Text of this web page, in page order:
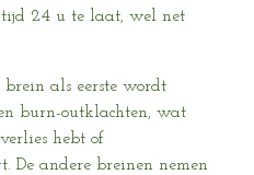
24 u te laat, wel net
als eerste wordt
burn-outklachten, wat
hebt of
De andere breinen nemen